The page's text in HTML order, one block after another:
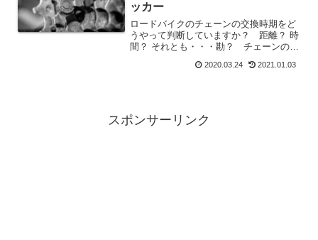
ッカー
ロードバイクのチェーンの交換時期をど
うやって判断していますか？ 距離？ 時
間？ それとも・・・勘？ チェーンの交
す。 使い方からチェーンチェッカーを
2020.03.24 2021.01.03
スポンサーリンク